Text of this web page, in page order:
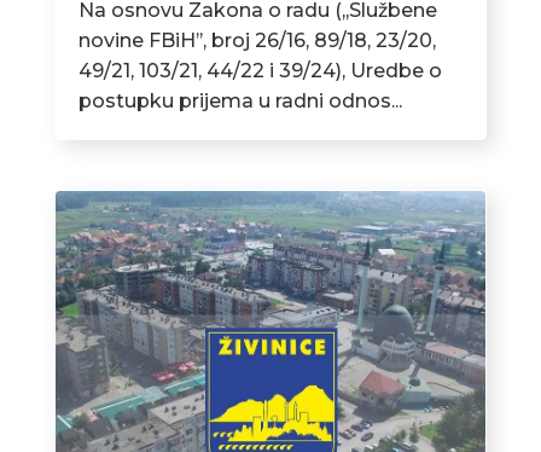
Na osnovu Zakona o radu (,,Službene
novine FBiH’’, broj 26/16, 89/18, 23/20,
49/21, 103/21, 44/22 i 39/24), Uredbe o
postupku prijema u radni odnos...